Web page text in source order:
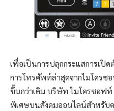
เพื่อเป็นการปลุกกระแสการเปิ
การโทรศัพท์ล่าสุดจากไมโครซ
ขึ้นกว่าเดิม บริษัท ไมโครซอฟท์
พิเศษบนสังคมออนไลน์สำหรับ